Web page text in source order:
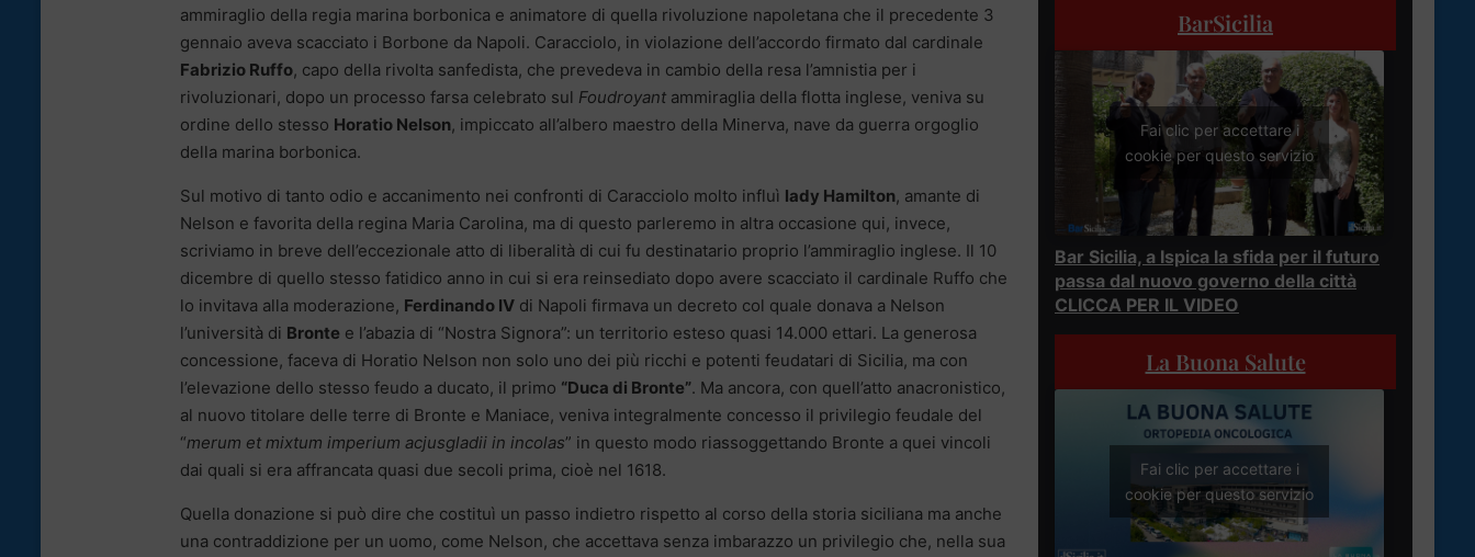
ammiraglio della regia marina borbonica e animatore di quella rivoluzione napoletana che il precedente 3
gennaio aveva scacciato i Borbone da Napoli. Caracciolo, in violazione dell’accordo firmato dal cardinale
Fabrizio Ruffo, capo della rivolta sanfedista, che prevedeva in cambio della resa l’amnistia per i
rivoluzionari, dopo un processo farsa celebrato sul Foudroyant ammiraglia della flotta inglese, veniva su
ordine dello stesso Horatio Nelson, impiccato all’albero maestro della Minerva, nave da guerra orgoglio
della marina borbonica.
Sul motivo di tanto odio e accanimento nei confronti di Caracciolo molto influì lady Hamilton, amante di
Nelson e favorita della regina Maria Carolina, ma di questo parleremo in altra occasione qui, invece,
scriviamo in breve dell’eccezionale atto di liberalità di cui fu destinatario proprio l’ammiraglio inglese. Il 10
dicembre di quello stesso fatidico anno in cui si era reinsediato dopo avere scacciato il cardinale Ruffo che
lo invitava alla moderazione, Ferdinando IV di Napoli firmava un decreto col quale donava a Nelson
l’università di Bronte e l’abazia di “Nostra Signora”: un territorio esteso quasi 14.000 ettari. La generosa
concessione, faceva di Horatio Nelson non solo uno dei più ricchi e potenti feudatari di Sicilia, ma con
l’elevazione dello stesso feudo a ducato, il primo “Duca di Bronte”. Ma ancora, con quell’atto anacronistico,
al nuovo titolare delle terre di Bronte e Maniace, veniva integralmente concesso il privilegio feudale del
“merum et mixtum imperium acjusgladii in incolas” in questo modo riassoggettando Bronte a quei vincoli
dai quali si era affrancata quasi due secoli prima, cioè nel 1618.
Quella donazione si può dire che costituì un passo indietro rispetto al corso della storia siciliana ma anche
una contraddizione per un uomo, come Nelson, che accettava senza imbarazzo un privilegio che, nella sua
BarSicilia
Fai clic per accettare i
cookie per questo servizio
Bar Sicilia, a Ispica la sfida per il futuro
passa dal nuovo governo della città
CLICCA PER IL VIDEO
La Buona Salute
Fai clic per accettare i
cookie per questo servizio